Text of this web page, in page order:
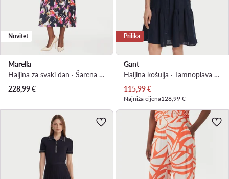
Novitet
Marella
Haljina za svaki dan · Šarena · Midi
228,99€
Prilika
Gant
Haljina košulja · Tamnoplava · Mini
Trenutna cijena
115,99€
Najniža cijena128,99 €